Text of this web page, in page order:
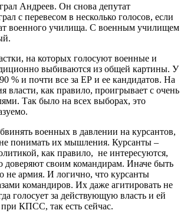
Андреев. Он снова депутат
с перевесом в несколько голосов, если
военного училища. С военным училищем
на которых голосуют военные и
выбиваются из общей картины. У
% и почти все за ЕР и ее кандидатов. На
власти, как правило, проигрывает с очень
Так было на всех выборах, это
военных в давлении на курсантов,
не понимать их мышления. Курсанты –
как правило, не интересуются,
доверяют своим командирам. Иначе быть
не армия. И логично, что курсанты
командиров. Их даже агитировать не
голосует за действующую власть и ей
КПСС, так есть сейчас.